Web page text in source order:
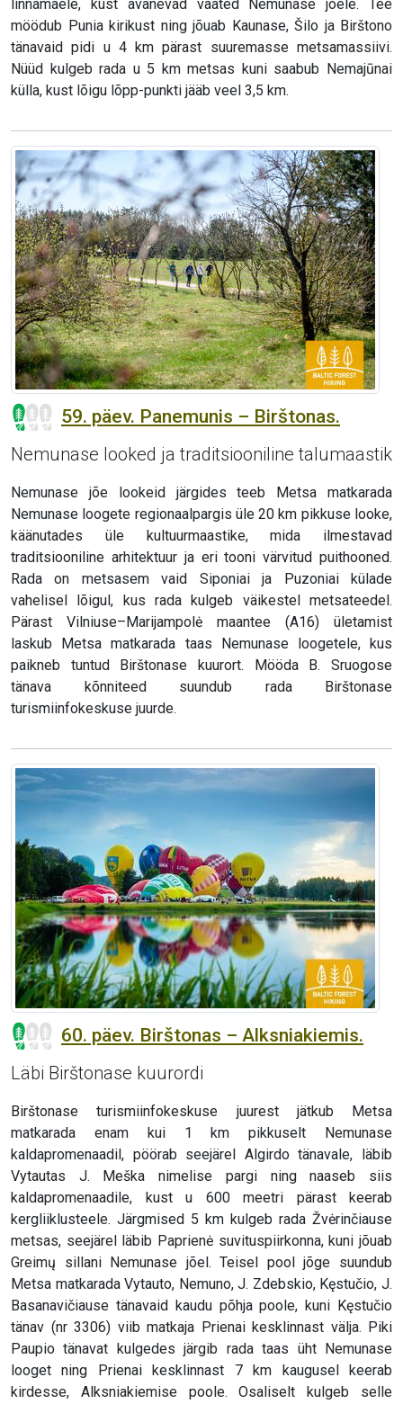
linnamäele, kust avanevad vaated Nemunase jõele. Tee
möödub Punia kirikust ning jõuab Kaunase, Šilo ja Birštono
tänavaid pidi u 4 km pärast suuremasse metsamassiivi.
Nüüd kulgeb rada u 5 km metsas kuni saabub Nemajūnai
külla, kust lõigu lõpp-punkti jääb veel 3,5 km.
59. päev. Panemunis – Birštonas.
Nemunase looked ja traditsiooniline talumaastik
Nemunase jõe lookeid järgides teeb Metsa matkarada
Nemunase loogete regionaalpargis üle 20 km pikkuse looke,
käänutades üle kultuurmaastike, mida ilmestavad
traditsiooniline arhitektuur ja eri tooni värvitud puithooned.
Rada on metsasem vaid Siponiai ja Puzoniai külade
vahelisel lõigul, kus rada kulgeb väikestel metsateedel.
Pärast Vilniuse–Marijampolė maantee (A16) ületamist
laskub Metsa matkarada taas Nemunase loogetele, kus
paikneb tuntud Birštonase kuurort. Mööda B. Sruogose
tänava kõnniteed suundub rada Birštonase
turismiinfokeskuse juurde.
60. päev. Birštonas – Alksniakiemis.
Läbi Birštonase kuurordi
Birštonase turismiinfokeskuse juurest jätkub Metsa
matkarada enam kui 1 km pikkuselt Nemunase
kaldapromenaadil, pöörab seejärel Algirdo tänavale, läbib
Vytautas J. Meška nimelise pargi ning naaseb siis
kaldapromenaadile, kust u 600 meetri pärast keerab
kergliiklusteele. Järgmised 5 km kulgeb rada Žvėrinčiause
metsas, seejärel läbib Paprienė suvituspiirkonna, kuni jõuab
Greimų sillani Nemunase jõel. Teisel pool jõge suundub
Metsa matkarada Vytauto, Nemuno, J. Zdebskio, Kęstučio, J.
Basanavičiause tänavaid kaudu põhja poole, kuni Kęstučio
tänav (nr 3306) viib matkaja Prienai kesklinnast välja. Piki
Paupio tänavat kulgedes järgib rada taas üht Nemunase
looget ning Prienai kesklinnast 7 km kaugusel keerab
kirdesse, Alksniakiemise poole. Osaliselt kulgeb selle